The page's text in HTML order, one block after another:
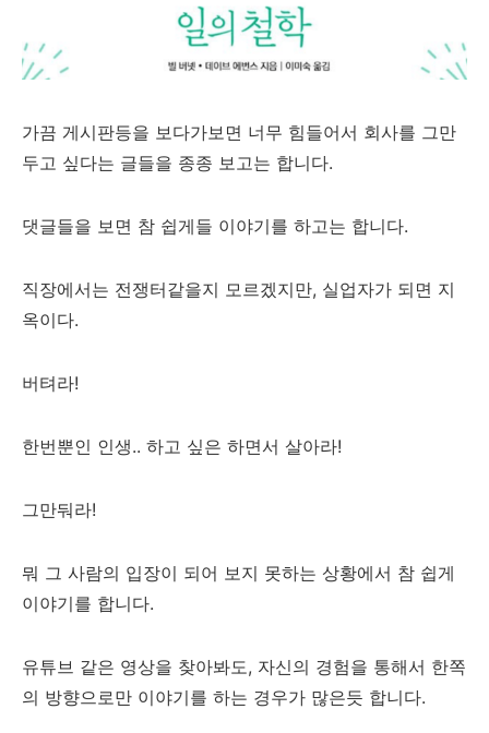
가끔 게시판등을 보다가보면 너무 힘들어서 회사를 그만
두고 싶다는 글들을 종종 보고는 합니다.
댓글들을 보면 참 쉽게들 이야기를 하고는 합니다.
직장에서는 전쟁터같을지 모르겠지만, 실업자가 되면 지
옥이다.
버텨라!
한번뿐인 인생.. 하고 싶은 하면서 살아라!
그만둬라!
뭐 그 사람의 입장이 되어 보지 못하는 상황에서 참 쉽게
이야기를 합니다.
유튜브 같은 영상을 찾아봐도, 자신의 경험을 통해서 한쪽
의 방향으로만 이야기를 하는 경우가 많은듯 합니다.